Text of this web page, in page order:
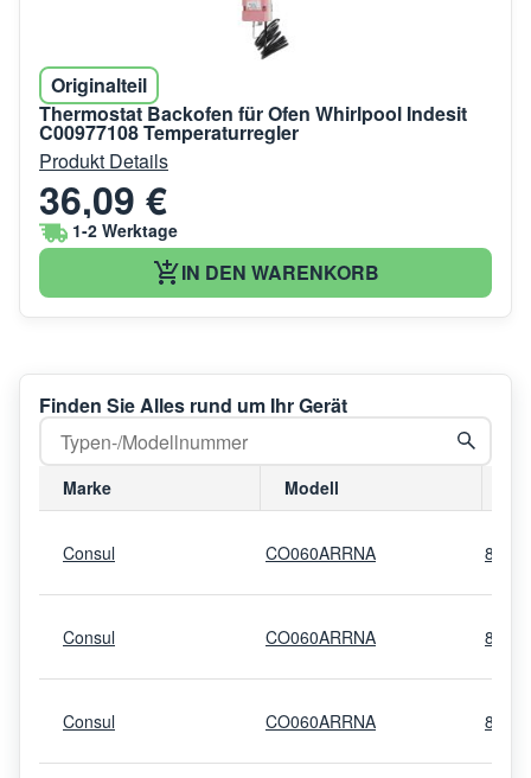
Originalteil
Thermostat Backofen für Ofen Whirlpool Indesit
C00977108 Temperaturregler
Produkt Details
36,09 €
1-2 Werktage
IN DEN WARENKORB
Finden Sie Alles rund um Ihr Gerät
Marke Modell
Consul CO060ARRNA
Consul CO060ARRNA
Consul CO060ARRNA